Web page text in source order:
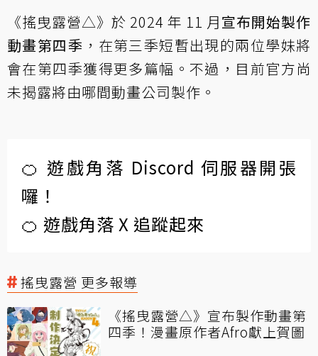
《搖曳露營△》於 2024 年 11 月宣布開始製作
動畫第四季 ，在第三季短暫出現的兩位學妹將
會在第四季獲得更多篇幅。不過，目前官方尚
未揭露將由哪間動畫公司製作。
🍊 遊戲角落 Discord 伺服器開張
囉！
🍊 遊戲角落 X 追蹤起來
搖曳露營 更多報導
《搖曳露營△》宣布製作動畫第
四季！漫畫原作者Afro獻上賀圖